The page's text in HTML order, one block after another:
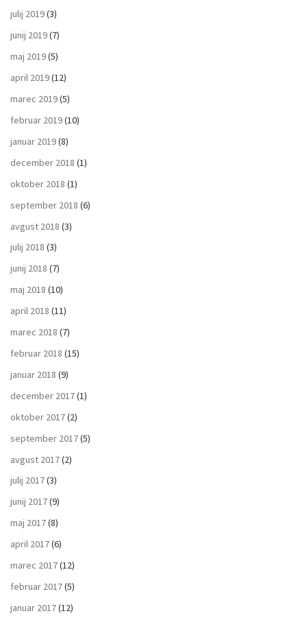
julij 2019(3)
junij 2019(7)
maj 2019(5)
april 2019(12)
marec 2019(5)
februar 2019(10)
januar 2019(8)
december 2018 (1)
oktober 2018 (1)
september 2018 (6)
avgust 2018 (3)
julij 2018 (3)
junij 2018 (7)
maj 2018 (10)
april 2018 (11)
marec 2018 (7)
februar 2018 (15)
januar 2018 (9)
december 2017(1)
oktober 2017(2)
september 2017(5)
avgust 2017(2)
julij 2017(3)
junij 2017(9)
maj 2017(8)
april 2017(6)
marec 2017(12)
februar 2017(5)
januar 2017(12)